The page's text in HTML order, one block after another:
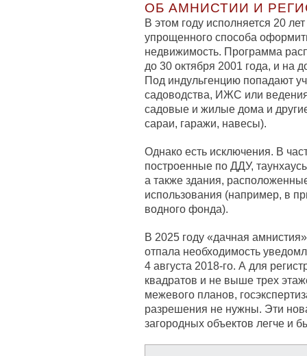
ОБ АМНИСТИИ И
В этом году исполняется 20
упрощенного способа
недвижимость. Программа
до 30 октября 2001 года, и на
Под индульгенцию попадают
садоводства, ИЖС или
садовые и жилые дома и
сараи, гаражи, навесы).
Однако есть исключения. В
построенные по ДДУ,
а также здания,
использования (например, в
водного фонда).
В 2025 году «дачная
отпала необходимость
4 августа 2018-го. А для
квадратов и не выше трех
межевого планов,
разрешения не нужны. Эти
загородных объектов легче и